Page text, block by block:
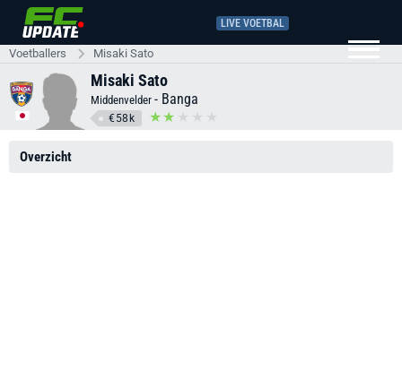
LIVE VOETBAL
Voetballers Misaki Sato
Misaki Sato
Middenvelder - Banga
€58k
Overzicht